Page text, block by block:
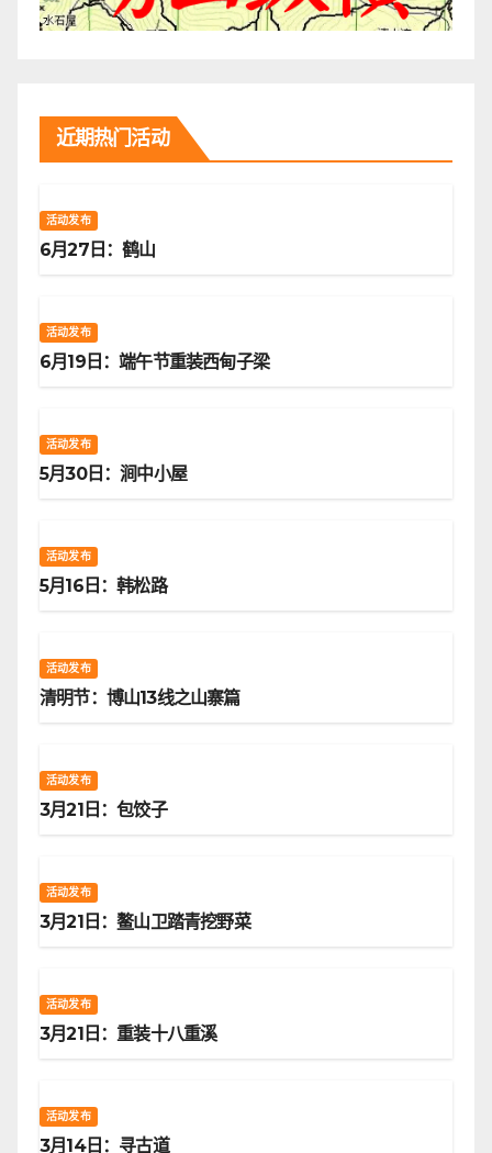
近期热门活动
活动发布
6月27日：鹤山
活动发布
6月19日：端午节重装西甸子梁
活动发布
5月30日：涧中小屋
活动发布
5月16日：韩松路
活动发布
清明节：博山13线之山寨篇
活动发布
3月21日：包饺子
活动发布
3月21日：鳌山卫踏青挖野菜
活动发布
3月21日：重装十八重溪
活动发布
3月14日：寻古道